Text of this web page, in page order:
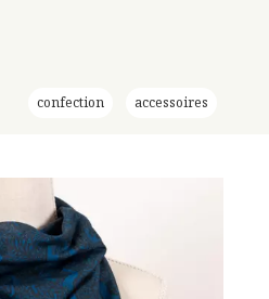
confection accessoires